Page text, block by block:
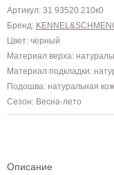
Артикул: 31 93520.210к0
Бренд:
Цвет: черный
Материал верха:
Материал подкладки:
Подошва: натуральная
Сезон: Весна-лето
Описание